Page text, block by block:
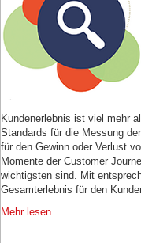
Kundenerlebnis ist viel mehr
Standards für die Messung
für den Gewinn oder Verlust
Momente der Customer
wichtigsten sind. Mit
Gesamterlebnis für den
Mehr lesen